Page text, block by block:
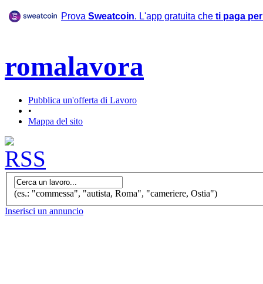
Prova Sweatcoin. L'app gratuita che ti paga
romalavora
Pubblica un'offerta di Lavoro
•
Mappa del sito
(es.: "commessa", "autista, Roma", "cameriere, Ostia")
Inserisci un annuncio